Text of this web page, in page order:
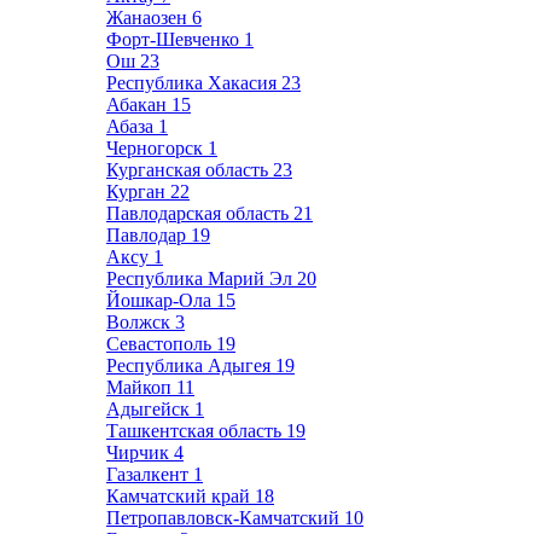
Жанаозен 6
Форт-Шевченко 1
Ош 23
Республика Хакасия 23
Абакан 15
Абаза 1
Черногорск 1
Курганская область 23
Курган 22
Павлодарская область 21
Павлодар 19
Аксу 1
Республика Марий Эл 20
Йошкар-Ола 15
Волжск 3
Севастополь 19
Республика Адыгея 19
Майкоп 11
Адыгейск 1
Ташкентская область 19
Чирчик 4
Газалкент 1
Камчатский край 18
Петропавловск-Камчатский 10